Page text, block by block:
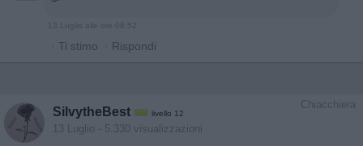
· Ti stimo · Rispondi
Chiacchiera
SilvytheBest livello 12
13 Luglio - 5.330 visualizzazioni